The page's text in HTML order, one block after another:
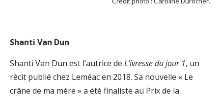
Shanti Van Dun
Shanti Van Dun est l’autrice de L’ivresse du jour 1, un
récit publié chez Leméac en 2018. Sa nouvelle « Le
crâne de ma mère » a été finaliste au Prix de la